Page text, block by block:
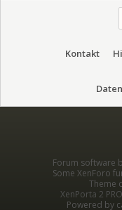
Kontakt
Forum software
Some XenForo
Theme
XenPorta 2 PRO
Powered by